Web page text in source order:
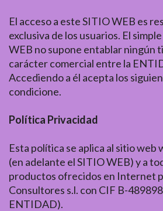
El acceso a este SITIO WEB es
exclusiva de los usuarios. El
WEB no supone entablar ningún
carácter comercial entre la
Accediendo a él acepta los
condicione.
Política Privacidad
Esta política se aplica al sitio
(en adelante el SITIO WEB) y a
productos ofrecidos en Internet
Consultores s.l. con CIF B-
ENTIDAD).